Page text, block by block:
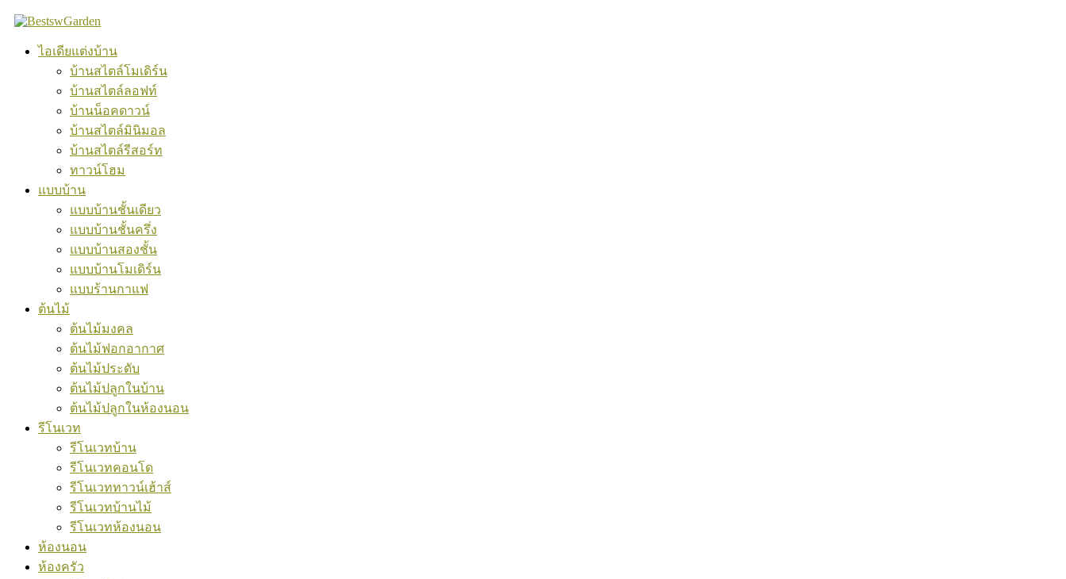
Skip
to
ไอเดียแต่งบ้าน
บ้านสไตล์โมเดิร์น
บ้านสไตล์ลอฟท์
บ้านน็อคดาวน์
บ้านสไตล์มินิมอล
บ้านสไตล์รีสอร์ท
ทาวน์โฮม
แบบบ้าน
แบบบ้านชั้นเดียว
แบบบ้านชั้นครึ่ง
แบบบ้านสองชั้น
แบบบ้านโมเดิร์น
แบบร้านกาแฟ
ต้นไม้
ต้นไม้มงคล
ต้นไม้ฟอกอากาศ
ต้นไม้ประดับ
ต้นไม้ปลูกในบ้าน
ต้นไม้ปลูกในห้องนอน
รีโนเวท
รีโนเวทบ้าน
รีโนเวทคอนโด
รีโนเวททาวน์เฮ้าส์
รีโนเวทบ้านไม้
รีโนเวทห้องนอน
ห้องนอน
ห้องครัว